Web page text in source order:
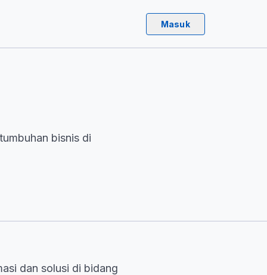
Masuk
bisnis di
dan solusi di bidang